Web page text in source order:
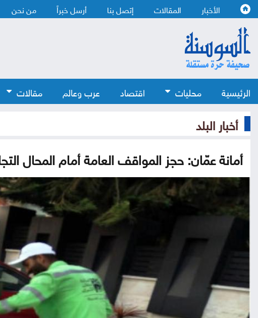
الأخبار المقالات إتصل بنا أرسل خبراً من نحن
الرئيسية محليات اقتصاد عرب وعالم مقالات
أخبار البلد
أمانة عمّان: حجز المواقف العامة أمام المحال